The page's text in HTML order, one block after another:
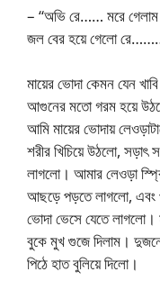
– “অভি রে…… মরে
জল বের হয়ে গেলো
মায়ের ভোদা কেমন যেন
আগুনের মতো গরম হয়ে
আমি মায়ের ভোদায়
শরীর খিচিয়ে উঠলো, সড়াৎ
লাগলো। আমার লেওড়া
আছড়ে পড়তে লাগলো, এবং
ভোদা ভেসে যেতে
বুকে মুখ গুজে দিলাম।
পিঠে হাত বুলিয়ে দিলো।